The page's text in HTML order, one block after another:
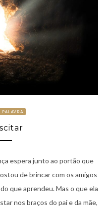
PALAVRA
espera junto ao portão que
de brincar com os amigos
que aprendeu. Mas o que ela
nos braços do pai e da mãe,